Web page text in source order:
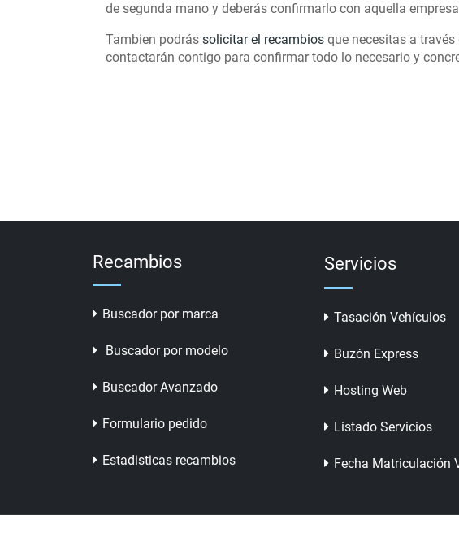
de segunda mano y deberás confirmarlo con aquella
Tambien podrás solicitar el recambios que necesitas a
contactarán contigo para confirmar todo lo necesario y
Recambios
Buscador por marca
Buscador por modelo
Buscador Avanzado
Formulario pedido
Estadisticas recambios
Servicios
Tasación Vehículos
Buzón Express
Hosting Web
Listado Servicios
Fecha Matriculación